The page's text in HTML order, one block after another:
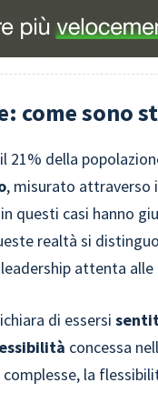
come sono
21% della
, misurato attraverso
questi casi hanno
realtà si
attenta alle
di essersi
concessa
la